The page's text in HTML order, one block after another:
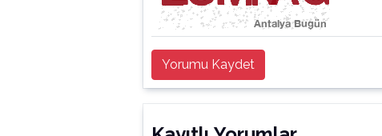
Yorumu Kaydet